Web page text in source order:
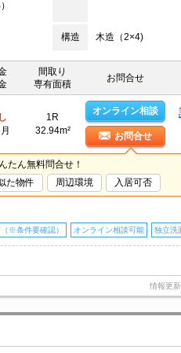
構造 木造（2×4)
間取り
専有面積
お問合せ
1R
32.94m²
オンライン相談
お問合せ
たん無料問合せ！
た物件 周辺環境 入居可否
※条件要確認） オンライン相談可能 独立洗
情報更新